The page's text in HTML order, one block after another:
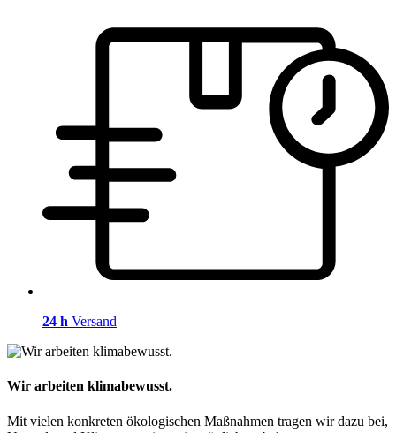
24 h Versand
Wir arbeiten klimabewusst.
Mit vielen konkreten ökologischen Maßnahmen tragen wir dazu bei,